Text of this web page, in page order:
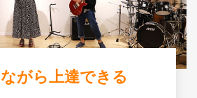
がら上達できる